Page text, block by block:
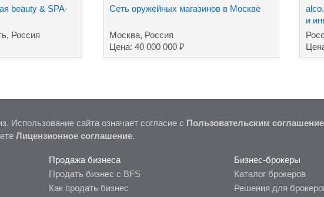
beauty & SPA-
Россия
Сеть оружейных магазинов в Москве
Москва, Россия
Цена: 40 000 000 ₽
и
сайта означает согласие с Пользовательским
Лицензионное соглашение.
Продажа бизнеса
Продать бизнес с BFS
Как продать бизнес
Бизнес-брокеры
Каталог брокеров
Решения для